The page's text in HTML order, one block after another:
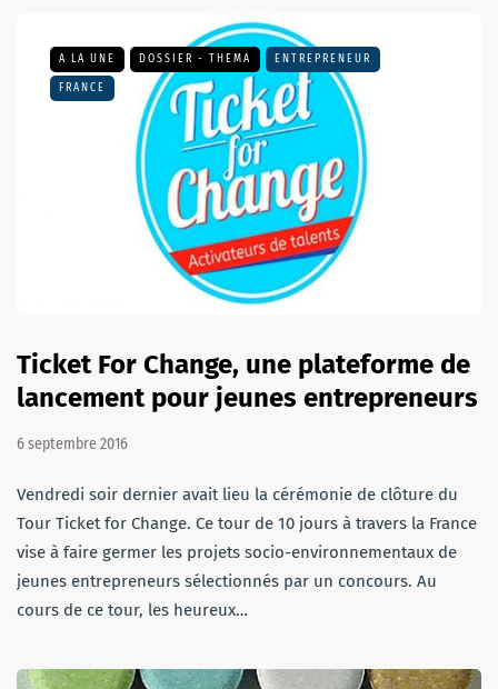
A LA UNE DOSSIER - THEMA ENTREPRENEUR
FRANCE
Ticket For Change, une plateforme de
lancement pour jeunes entrepreneurs
6 septembre 2016
Vendredi soir dernier avait lieu la cérémonie de clôture du
Tour Ticket for Change. Ce tour de 10 jours à travers la France
vise à faire germer les projets socio-environnementaux de
jeunes entrepreneurs sélectionnés par un concours. Au
cours de ce tour, les heureux…